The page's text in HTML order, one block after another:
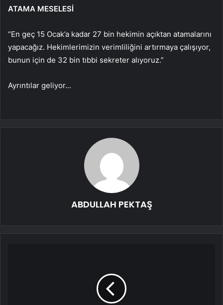
ATAMA MESELESİ
“En geç 15 Ocak’a kadar 27 bin hekimin açıktan atamalarını
yapacağız. Hekimlerimizin verimliliğini artırmaya çalışıyor,
bunun için de 32 bin tıbbi sekreter alıyoruz.”
Ayrıntılar geliyor…
ABDULLAH PEKTAŞ